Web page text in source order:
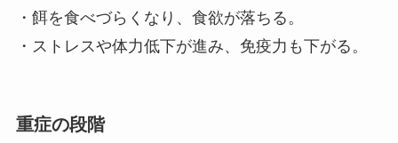
・餌を食べづらくなり、食欲が落ちる。
・ストレスや体力低下が進み、免疫力も下がる。
重症の段階